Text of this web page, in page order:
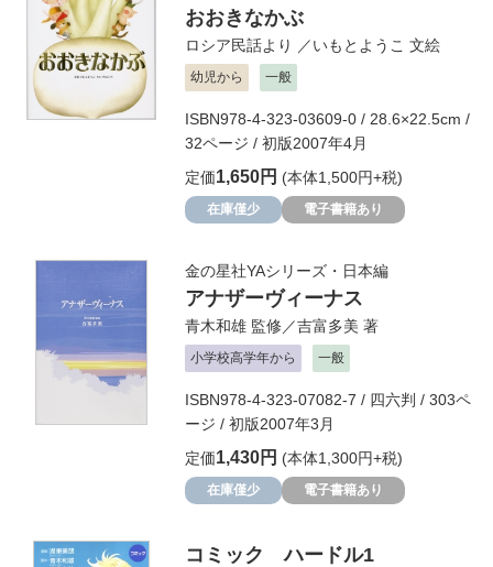
おおきなかぶ
ロシア民話より ／いもとようこ 文絵
幼児から 一般
ISBN978-4-323-03609-0 / 28.6×22.5cm /
32ページ / 初版2007年4月
定価1,650円 (本体1,500円+税)
在庫僅少 電子書籍あり
金の星社YAシリーズ・日本編
アナザーヴィーナス
青木和雄 監修／吉富多美 著
小学校高学年から 一般
ISBN978-4-323-07082-7 / 四六判 / 303ペ
ージ / 初版2007年3月
定価1,430円 (本体1,300円+税)
在庫僅少 電子書籍あり
コミック ハードル1